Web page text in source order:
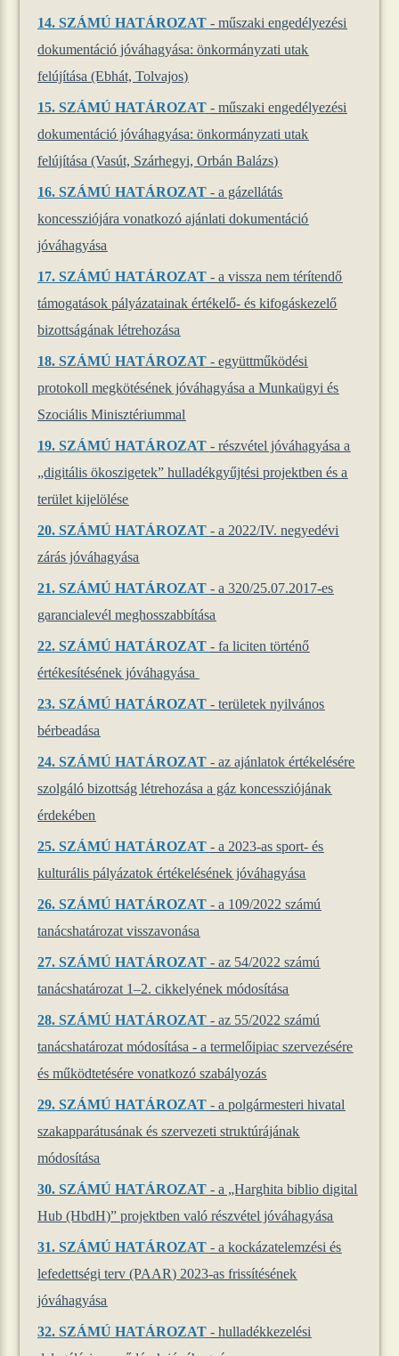
14.SZÁMÚ HATÁROZAT - műszaki engedélyezési
dokumentáció jóváhagyása: önkormányzati utak
felújítása (Ebhát, Tolvajos)
15.SZÁMÚ HATÁROZAT - műszaki engedélyezési
dokumentáció jóváhagyása: önkormányzati utak
felújítása (Vasút, Szárhegyi, Orbán Balázs)
16.SZÁMÚ HATÁROZAT - a gázellátás
koncessziójára vonatkozó ajánlati dokumentáció
jóváhagyása
17.SZÁMÚ HATÁROZAT - a vissza nem térítendő
támogatások pályázatainak értékelő- és kifogáskezelő
bizottságának létrehozása
18.SZÁMÚ HATÁROZAT - együttműködési
protokoll megkötésének jóváhagyása a Munkaügyi és
Szociális Minisztériummal
19.SZÁMÚ HATÁROZAT - részvétel jóváhagyása a
„digitális ökoszigetek” hulladékgyűjtési projektben és a
terület kijelölése
20.SZÁMÚ HATÁROZAT - a 2022/IV. negyedévi
zárás jóváhagyása
21.SZÁMÚ HATÁROZAT - a 320/25.07.2017-es
garancialevél meghosszabbítása
22.SZÁMÚ HATÁROZAT - fa liciten történő
értékesítésének jóváhagyása
23.SZÁMÚ HATÁROZAT - területek nyilvános
bérbeadása
24.SZÁMÚ HATÁROZAT - az ajánlatok értékelésére
szolgáló bizottság létrehozása a gáz koncessziójának
érdekében
25.SZÁMÚ HATÁROZAT - a 2023-as sport- és
kulturális pályázatok értékelésének jóváhagyása
26.SZÁMÚ HATÁROZAT - a 109/2022 számú
tanácshatározat visszavonása
27.SZÁMÚ HATÁROZAT - az 54/2022 számú
tanácshatározat 1–2. cikkelyének módosítása
28.SZÁMÚ HATÁROZAT - az 55/2022 számú
tanácshatározat módosítása - a termelőipiac szervezésére
és működtetésére vonatkozó szabályozás
29.SZÁMÚ HATÁROZAT - a polgármesteri hivatal
szakapparátusának és szervezeti struktúrájának
módosítása
30.SZÁMÚ HATÁROZAT - a „Harghita biblio digital
Hub (HbdH)” projektben való részvétel jóváhagyása
31.SZÁMÚ HATÁROZAT - a kockázatelemzési és
lefedettségi terv (PAAR) 2023-as frissítésének
jóváhagyása
32.SZÁMÚ HATÁROZAT - hulladékkezelési